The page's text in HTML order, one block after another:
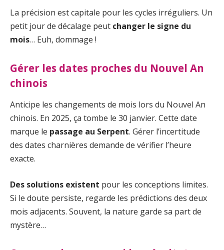
La précision est capitale pour les cycles irréguliers. Un
petit jour de décalage peut changer le signe du
mois… Euh, dommage !
Gérer les dates proches du Nouvel An
chinois
Anticipe les changements de mois lors du Nouvel An
chinois. En 2025, ça tombe le 30 janvier. Cette date
marque le passage au Serpent. Gérer l’incertitude
des dates charnières demande de vérifier l’heure
exacte.
Des solutions existent pour les conceptions limites.
Si le doute persiste, regarde les prédictions des deux
mois adjacents. Souvent, la nature garde sa part de
mystère…